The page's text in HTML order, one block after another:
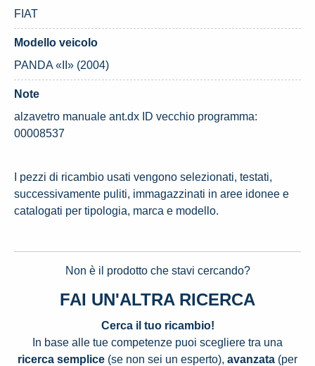
FIAT
Modello veicolo
PANDA «II» (2004)
Note
alzavetro manuale ant.dx ID vecchio programma:
00008537
I pezzi di ricambio usati vengono selezionati, testati,
successivamente puliti, immagazzinati in aree idonee e
catalogati per tipologia, marca e modello.
Non è il prodotto che stavi cercando?
FAI UN'ALTRA RICERCA
Cerca il tuo ricambio!
In base alle tue competenze puoi scegliere tra una
ricerca semplice (se non sei un esperto), avanzata (per